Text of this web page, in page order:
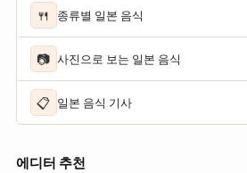
🍴 종류별 일본 음식
📷 사진으로 보는 일본 음식
📋 일본 음식 기사
에디터 추천